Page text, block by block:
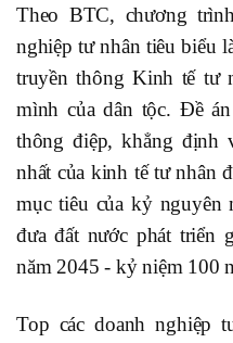
Theo BTC, chương
nghiệp tư nhân tiêu biểu
truyền thông Kinh tế tư
mình của dân tộc. Đề
thông điệp, khẳng định
nhất của kinh tế tư nhân
mục tiêu của kỷ
đưa đất nước phát triển
năm 2045 - kỷ niệm 100
Top các doanh nghiệp